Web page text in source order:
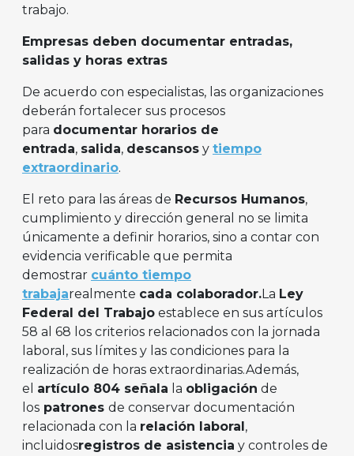
trabajo.
Empresas deben documentar entradas,
salidas y horas extras
De acuerdo con especialistas, las organizaciones
deberán fortalecer sus procesos
para documentar horarios de
entrada, salida, descansos y tiempo
extraordinario.
El reto para las áreas de Recursos Humanos,
cumplimiento y dirección general no se limita
únicamente a definir horarios, sino a contar con
evidencia verificable que permita
demostrar cuánto tiempo
trabajarealmente cada colaborador.La Ley
Federal del Trabajo establece en sus artículos
58 al 68 los criterios relacionados con la jornada
laboral, sus límites y las condiciones para la
realización de horas extraordinarias.Además,
el artículo 804 señala la obligación de
los patrones de conservar documentación
relacionada con la relación laboral ,
incluidosregistros de asistencia y controles de